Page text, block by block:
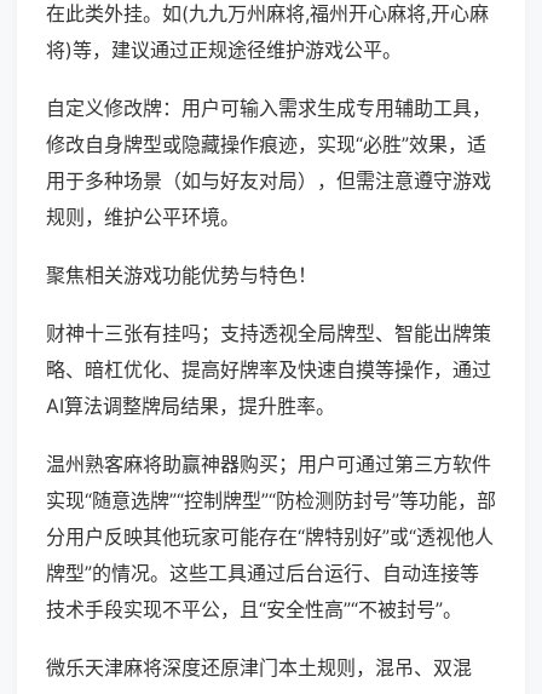
在此类外挂。如(九九万州麻将,福州开心麻将,开心麻
将)等，建议通过正规途径维护游戏公平。
自定义修改牌：用户可输入需求生成专用辅助工具，
修改自身牌型或隐藏操作痕迹，实现“必胜”效果，适
用于多种场景（如与好友对局），但需注意遵守游戏
规则，维护公平环境。
聚焦相关游戏功能优势与特色！
财神十三张有挂吗；支持透视全局牌型、智能出牌策
略、暗杠优化、提高好牌率及快速自摸等操作，通过
AI算法调整牌局结果，提升胜率。
温州熟客麻将助赢神器购买；用户可通过第三方软件
实现“随意选牌”“控制牌型”“防检测防封号”等功能，部
分用户反映其他玩家可能存在“牌特别好”或“透视他人
牌型”的情况。这些工具通过后台运行、自动连接等
技术手段实现不平公，且“安全性高”“不被封号”。
微乐天津麻将深度还原津门本土规则，混吊、双混